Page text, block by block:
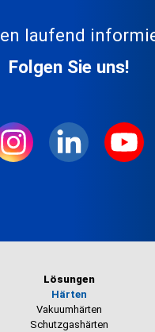
laufend
Folgen Sie uns!
Lösungen
Härten
Vakuumhärten
Schutzgashärten